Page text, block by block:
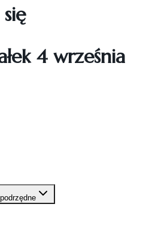
się
4 września